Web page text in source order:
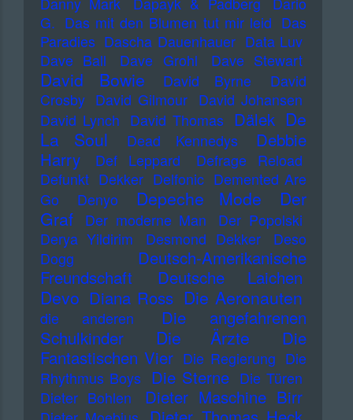
G. Das mit den Blumen tut mir leid Das
Paradies Dascha Dauenhauer Data Luv
Dave Ball
Dave Grohl Dave Stewart
David Bowie David Byrne
David
Crosby David Gilmour David Johansen
David Lynch David Thomas Dälek De
La Soul
Dead Kennedys
Debbie
Harry
Def Leppard
Defrage Reload
Defunkt Dekker Delfonic Demented Are
Go
Denyo Depeche Mode
Der
Graf
Der moderne Man
Der Popolski
Derya Yildirim
Desmond Dekker
Deso
Dogg
Deutsch-Amerikanische
Freundschaft
Deutsche Laichen
Devo Diana Ross Die Aeronauten
die anderen
Die angefahrenen
Schulkinder
Die Ärzte
Die
Fantastischen Vier Die Regierung Die
Rhythmus Boys Die Sterne Die Türen
Dieter Bohlen
Dieter Maschine Birr